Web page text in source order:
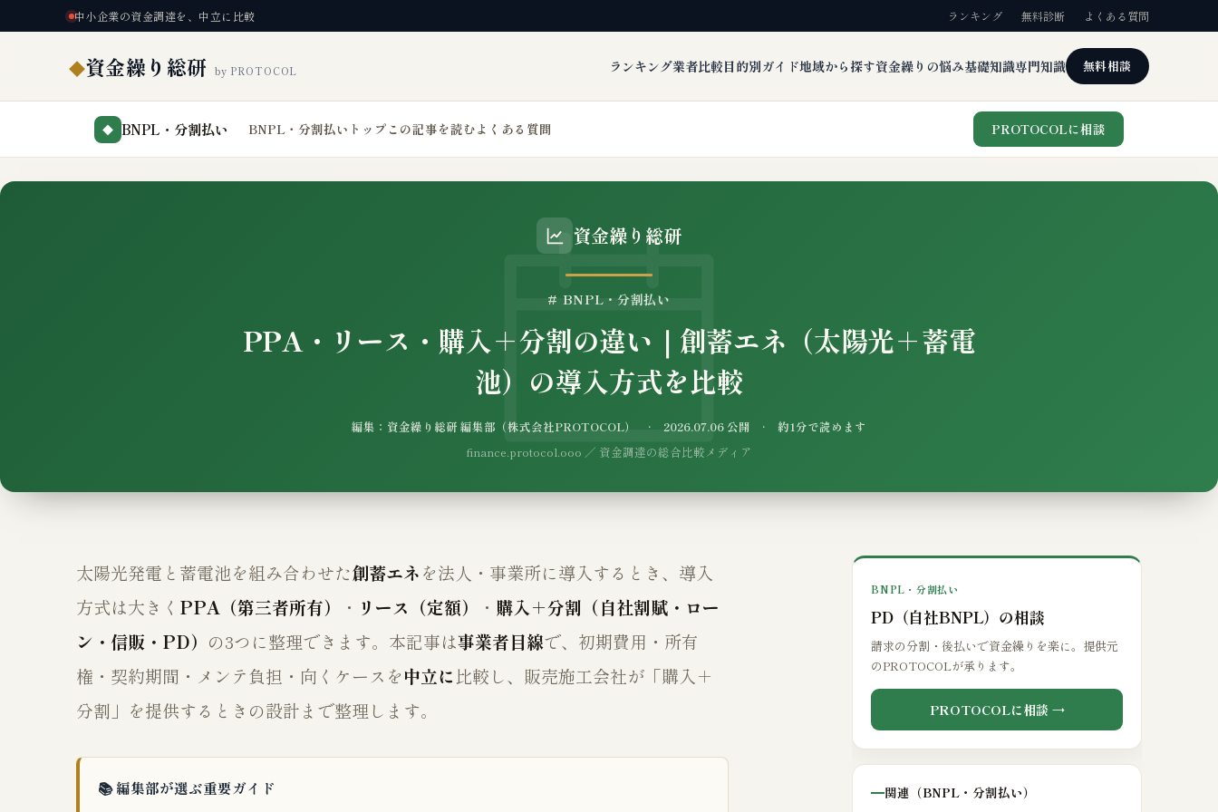
中小企業の資金調達を、中立に比較 ランキング 無料診断 よくある質問
◆資金繰り総研 by PROTOCOL ランキング業者比較目的別ガイド地域から探す資金繰りの悩み基礎知識専門知識 無料相談
◆ BNPL・分割払い BNPL・分割払いトップ この記事を読むよくある質問 PROTOCOLに相談
資金繰り総研
# BNPL・分割払い
PPA・リース・購入＋分割の違い｜創蓄エネ（太陽光＋蓄電
池）の導入方式を比較
編集：資金繰り総研 編集部（株式会社PROTOCOL） · 2026.07.06 公開 · 約1分で読めます
finance.protocol.ooo ／ 資金調達の総合比較メディア
太陽光発電と蓄電池を組み合わせた創蓄エネを法人・事業所に導入するとき、導入
方式は大きく PPA（第三者所有） ・ リース（定額） ・ 購入＋分割（自社割賦・ロー
ン・信販・PD） の3つに整理できます。本記事は事業者目線で、初期費用・所有
権・契約期間・メンテ負担・向くケースを中立に 比較し、販売施工会社が「購入＋
分割」を提供するときの設計まで整理します。
📚 編集部が選ぶ重要ガイド
BNPL・分割払い
PD（自社BNPL）の相談
請求の分割・後払いで資金繰りを楽に。提供元
のPROTOCOLが承ります。
PROTOCOLに相談 →
関連（BNPL・分割払い）